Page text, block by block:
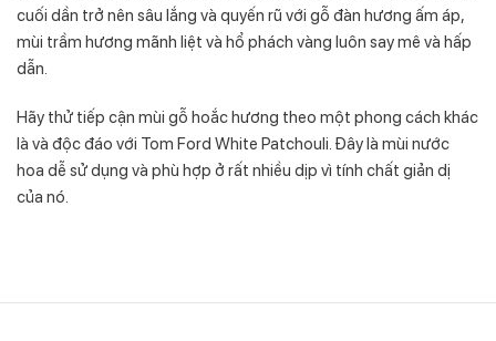
cuối dần trở nên sâu lắng và quyến rũ với gỗ đàn hương ấm áp,
mùi trầm hương mãnh liệt và hổ phách vàng luôn say mê và hấp
dẫn.
Hãy thử tiếp cận mùi gỗ hoắc hương theo một phong cách khác
là và độc đáo với Tom Ford White Patchouli. Đây là mùi nước
hoa dễ sử dụng và phù hợp ở rất nhiều dịp vì tính chất giản dị
của nó.